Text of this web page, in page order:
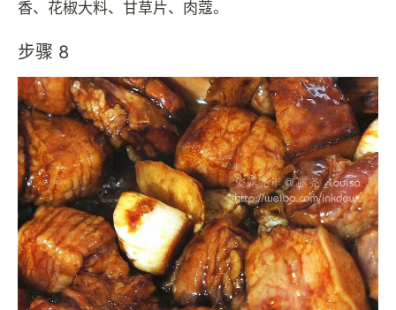
香、花椒大料、甘草片、肉蔻。
步骤 8